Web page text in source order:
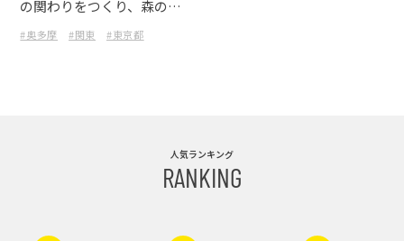
の関わりをつくり、森の未
庭』
#奥多摩 #関東 #東京都
人気ランキング
RANKING